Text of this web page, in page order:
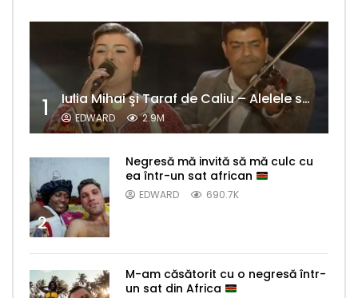
1 Iulia Mihai şi Taraf de Caliu – Alelele sălcioară (@#VedetaPopulară)
EDWARD 2.9M
2
Negresă mă invită să mă culc cu
ea într-un sat african
EDWARD 690.7K
M-am căsătorit cu o negresă într-
un sat din Africa